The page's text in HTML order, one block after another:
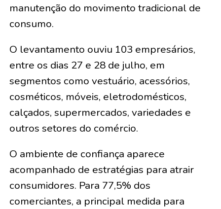
manutenção do movimento tradicional de
consumo.
O levantamento ouviu 103 empresários,
entre os dias 27 e 28 de julho, em
segmentos como vestuário, acessórios,
cosméticos, móveis, eletrodomésticos,
calçados, supermercados, variedades e
outros setores do comércio.
O ambiente de confiança aparece
acompanhado de estratégias para atrair
consumidores. Para 77,5% dos
comerciantes, a principal medida para